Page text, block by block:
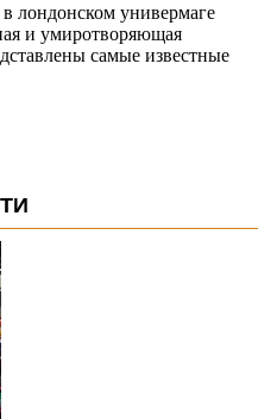
лондонском универмаге
и умиротворяющая
самые известные